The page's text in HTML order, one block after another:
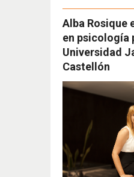
Alba Rosique
en psicología
Universidad
Castellón